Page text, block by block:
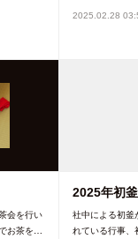
お茶会、イベント2025.02.28
会を行い
お茶を…
2025年初釜
社中による初釜
れている行事